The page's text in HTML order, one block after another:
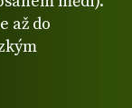
až do